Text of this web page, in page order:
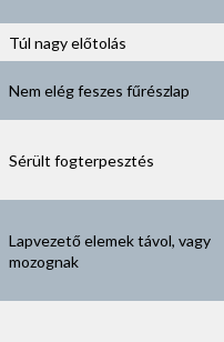
Túl nagy előtolás
Nem elég feszes fűrészlap
Sérült fogterpesztés
Lapvezető elemek távol, vagy
mozognak